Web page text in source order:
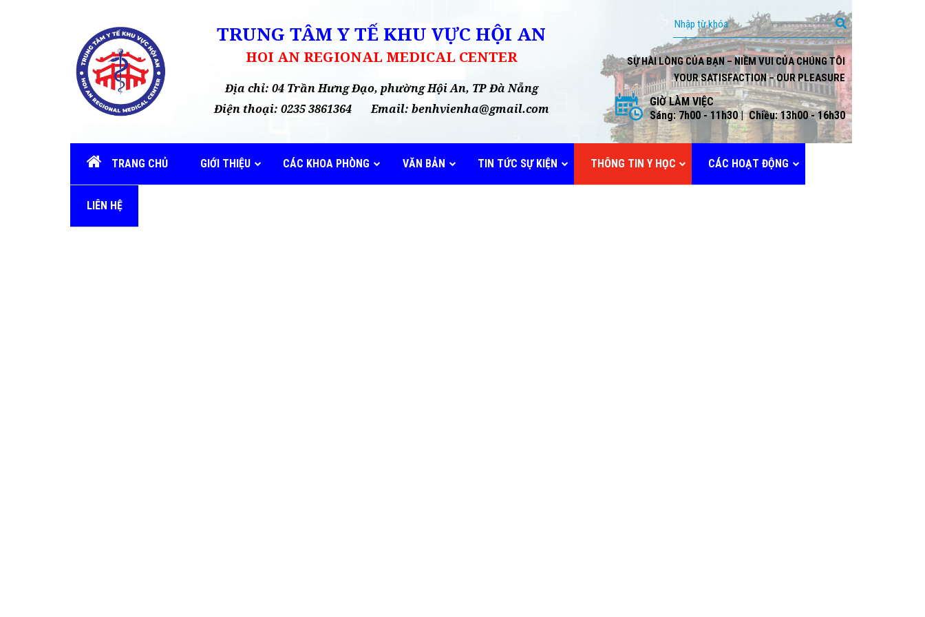
TRUNG TÂM Y TẾ KHU VỰC HỘI AN
HOI AN REGIONAL MEDICAL CENTER
Địa chỉ: 04 Trần Hưng Đạo, phường Hội An, TP Đà Nẵng
Điện thoại: 0235 3861364 Email: benhvienha@gmail.com
SỰ HÀI LÒNG CỦA BẠN – NIỀM VUI CỦA CHÚNG TÔI
YOUR SATISFACTION – OUR PLEASURE
GIỜ LÀM VIỆC
Sáng: 7h00 - 11h30 | Chiều: 13h00 - 16h30
TRANG CHỦ GIỚI THIỆU CÁC KHOA PHÒNG VĂN BẢN TIN TỨC SỰ KIỆN THÔNG TIN Y HỌC CÁC HOẠT ĐỘNG
LIÊN HỆ